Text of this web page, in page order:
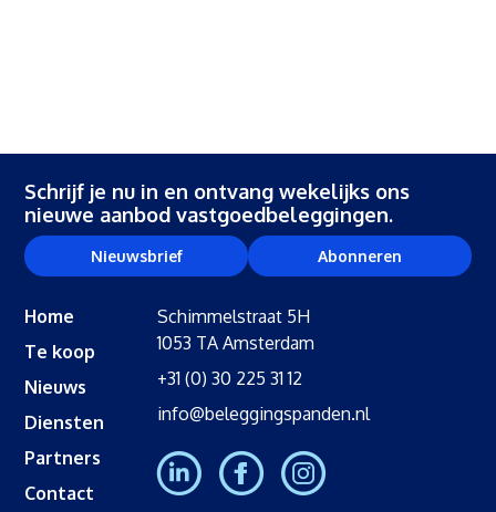
Schrijf je nu in en ontvang wekelijks ons
nieuwe aanbod vastgoedbeleggingen.
Nieuwsbrief Abonneren
Home
Te koop
Nieuws
Diensten
Partners
Contact
Schimmelstraat 5H
1053 TA Amsterdam
+31 (0) 30 225 31 12
info@beleggingspanden.nl